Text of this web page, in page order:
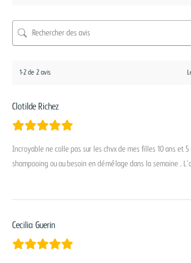
1-2 de 2 avis
Clotilde Richez
Incroyable ne colle pas sur les chvx de mes filles 10 ans et
shampooing ou au besoin en démêlage dans la semaine .
Cecilia Guerin